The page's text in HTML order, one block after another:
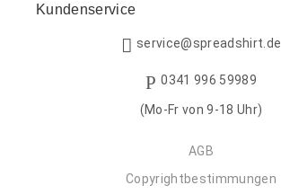
Kundenservice
service@spreadshirt.de
0341 996 59989
(Mo-Fr von 9-18 Uhr)
AGB
Copyrightbestimmungen